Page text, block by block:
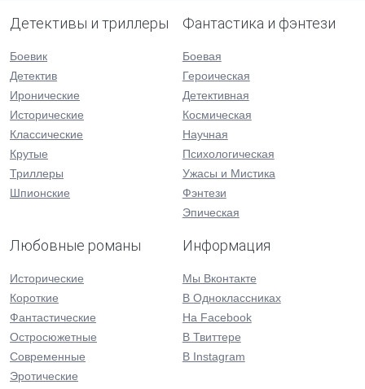
Детективы и триллеры
Боевик
Детектив
Иронические
Исторические
Классические
Крутые
Триллеры
Шпионские
Фантастика и фэнтези
Боевая
Героическая
Детективная
Космическая
Научная
Психологическая
Ужасы и Мистика
Фэнтези
Эпическая
Любовные романы
Исторические
Короткие
Фантастические
Остросюжетные
Современные
Эротические
Информация
Мы Вконтакте
В Одноклассниках
На Facebook
В Твиттере
В Instagram